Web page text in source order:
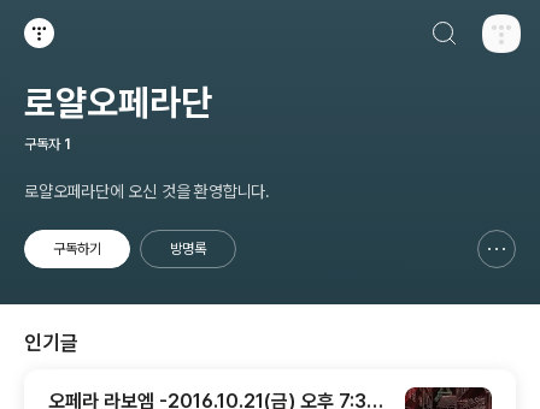
로얄오페라단
구독자 1
로얄오페라단에 오신 것을 환영합니다.
구독하기 방명록
인기글
오페라 라보엠 -2016.10.21(금) 오후 7:30